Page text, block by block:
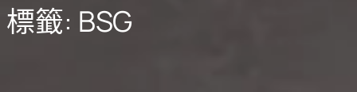
標籤: BSG